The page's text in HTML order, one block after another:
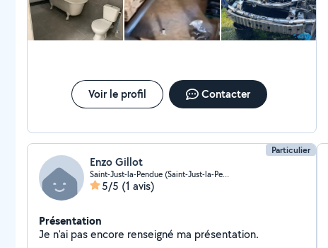
Voir le profil Contacter
Particulier
Enzo Gillot
Saint-Just-la-Pendue (Saint-Just-la-Pendue)
5/5 (1 avis)
Présentation
Je n'ai pas encore renseigné ma présentation.